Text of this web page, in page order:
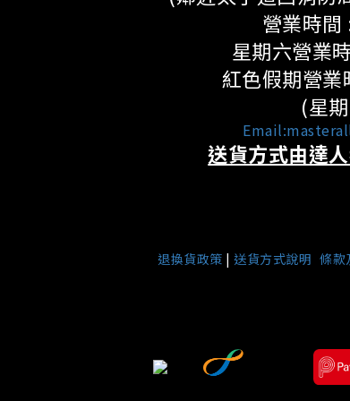
營業時間
星期六營業
紅色假期營
(星
送貨方式由達
退換貨政策 | 送貨方式說明 條款